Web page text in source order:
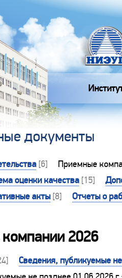
документы
[6]
Приемные
оценки качества [15]
акты [8] Отчеты о
2026
Сведения, публикуемые